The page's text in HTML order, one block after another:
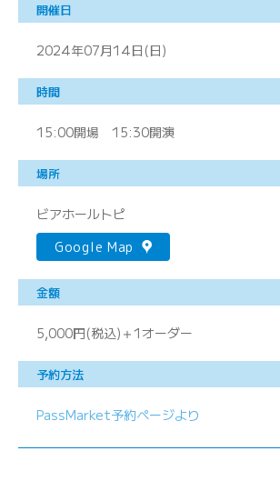
開催日
2024年07月14日(日)
時間
15:00開場 15:30開演
場所
ビアホールトピ
Google Map
金額
5,000円(税込)＋1オーダー
予約方法
PassMarket予約ページより